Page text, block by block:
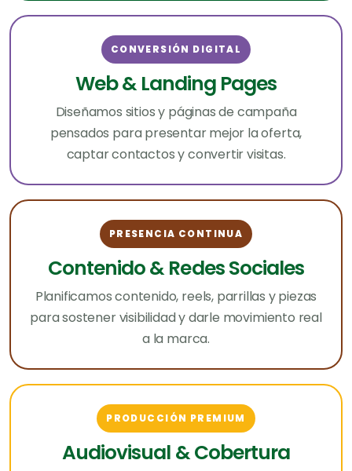
CONVERSIÓN DIGITAL
Web & Landing Pages
Diseñamos sitios y páginas de campaña
pensados para presentar mejor la oferta,
captar contactos y convertir visitas.
PRESENCIA CONTINUA
Contenido & Redes Sociales
Planificamos contenido, reels, parrillas y piezas
para sostener visibilidad y darle movimiento real
a la marca.
PRODUCCIÓN PREMIUM
Audiovisual & Cobertura